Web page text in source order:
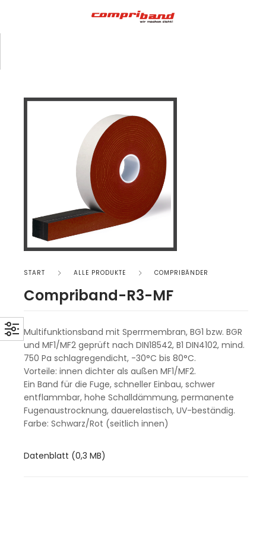
START ALLE PRODUKTE COMPRIBÄNDER
Compriband-R3-MF
Multifunktionsband mit Sperrmembran, BG1 bzw. BGR
und MF1/MF2 geprüft nach DIN18542, B1 DIN4102, mind.
750 Pa schlagregendicht, -30°C bis 80°C.
Vorteile: innen dichter als außen MF1/MF2.
Ein Band für die Fuge, schneller Einbau, schwer
entflammbar, hohe Schalldämmung, permanente
Fugenaustrocknung, dauerelastisch, UV-beständig.
Farbe: Schwarz/Rot (seitlich innen)
Datenblatt (0,3 MB)